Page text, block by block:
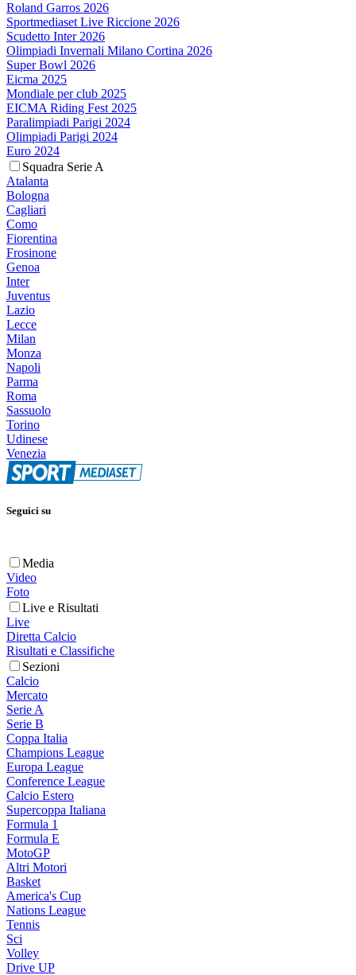
Roland Garros 2026
Sportmediaset Live Riccione 2026
Scudetto Inter 2026
Olimpiadi Invernali Milano Cortina 2026
Super Bowl 2026
Eicma 2025
Mondiale per club 2025
EICMA Riding Fest 2025
Paralimpiadi Parigi 2024
Olimpiadi Parigi 2024
Euro 2024
Squadra Serie A
Atalanta
Bologna
Cagliari
Como
Fiorentina
Frosinone
Genoa
Inter
Juventus
Lazio
Lecce
Milan
Monza
Napoli
Parma
Roma
Sassuolo
Torino
Udinese
Venezia
Seguici su
Media
Video
Foto
Live e Risultati
Live
Diretta Calcio
Risultati e Classifiche
Sezioni
Calcio
Mercato
Serie A
Serie B
Coppa Italia
Champions League
Europa League
Conference League
Calcio Estero
Supercoppa Italiana
Formula 1
Formula E
MotoGP
Altri Motori
Basket
America's Cup
Nations League
Tennis
Sci
Volley
Drive UP